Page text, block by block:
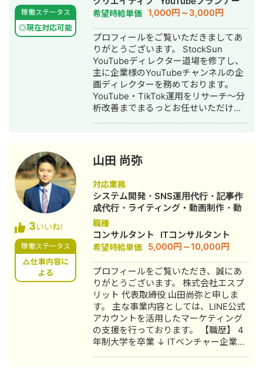
/ チャット） 対面： 交通費をご負担い
ただける場合、全国対応可能 📩 まずは
お気軽にメッセージをお送りくださ
い。 「どんな相談ができますか？」と
いう問い合わせだけでも大歓迎です。
初回は状況をお聞きするだけのご相談
も承ります。
稼働ステータス
◎現在対応可能
希望時給単価 1,000円～3,000円
プロフィールをご覧いただきましてあ
りがとうございます。 StockSun
YouTubeディレクター道場を修了し、
主に企業様のYouTubeチャンネルの企
画ディレクターを務めております。
YouTube・TikTok運用をリサーチ～分
析改善までまるっとお任せいただけま
に携わる ▷2024年 フリーランスとし
て独立 └YouTube戦略立案 └動画制作
└YouTubeコンサル └TikTok運用代行
▷YouTubeスクール講師業 └株式会社
EAVALが運営するYouTubeスクール講
師 └YouTubeの伸ばし方を教えるスク
ール 【主な実績】 ・YouTube運営経験
2年半 ・動画制作本数220本以上 ・外
注実績200件以上(クラウドソーシング
サイト、オンラインサロン等) ・リサー
チからチャンネル設計、企画立案、動
画制作、分析・改善まで 一通り経験
しております クラウドワークスの発注
者ページはこちら
https://crowdworks.jp/public/employers/
◎勤務していた会社のYouTubeチャン
ネルを運用 →自社商品を販売し、教育
ステップ無しYouTubeのみの販売で
3いいね!
稼働ステータス
△仕事内容に
よる
山田 尚弥
対応業務
システム開発・SNS運用代行・記事作
成代行・ライティング・動画制作・動
画編集
職種
コンサルタント ITコンサルタント
希望時給単価 5,000円～10,000円
プロフィールをご覧いただき、誠にあ
りがとうございます。 株式会社エスプ
リット 代表取締役 山田尚弥と申しま
す。 主な事業内容としては、LINE公式
アカウントを活用したマーケティング
の支援を行っております。 【職歴】 4
年制大学を卒業 ↓ ITベンチャー企業に